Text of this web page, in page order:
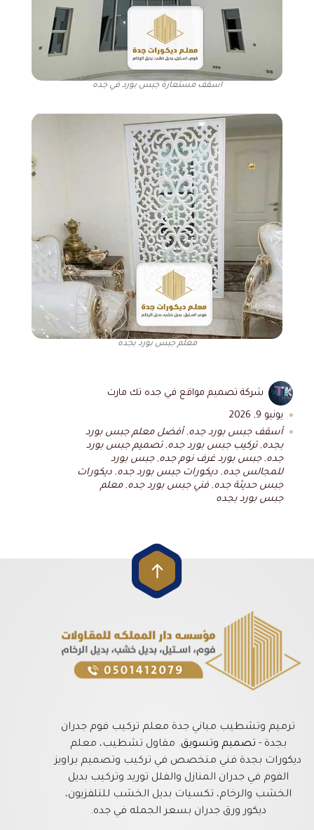
اسقف مستعارة جبس بورد في جده
معلم جبس بورد بجده
شركة تصميم مواقع في جده تك مارت
يونيو 9, 2026
أسقف جبس بورد جده,أفضل معلم جبس بورد
بجده,تركيب جبس بورد جده,تصميم جبس بورد
جده,جبس بورد غرف نوم جده,جبس بورد
للمجالس جده, ديكورات جبس بورد جده, ديكورات
جبس حديثة جده, فني جبس بورد جده,معلم
جبس بورد بجده
ترميم وتشطيب مباني جدة معلم تركيب فوم جدران
بجدة - تصميم وتسويق. مقاول تشطيب، معلم
ديكورات بجدة فني متخصص في تركيب وتصميم براويز
الفوم في جدران المنازل والفلل توريد وتركيب بديل
الخشب والرخام، تكسيات بديل الخشب للتلفزيون،
ديكور ورق جدران بسعر الجمله في جده.